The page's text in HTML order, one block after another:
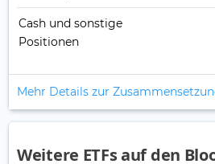
Cash und sonstige
Positionen
Mehr Details zur
Weitere ETFs auf den